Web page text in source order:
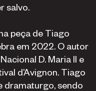
salvo.
peça de Tiago
em 2022. O autor
D. Maria II e
d’Avignon. Tiago
dramaturgo, sendo